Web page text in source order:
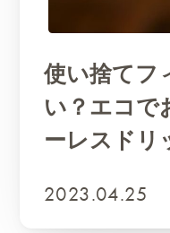
使い捨てフ
い？エコで
ーレスドリ
2023.04.25